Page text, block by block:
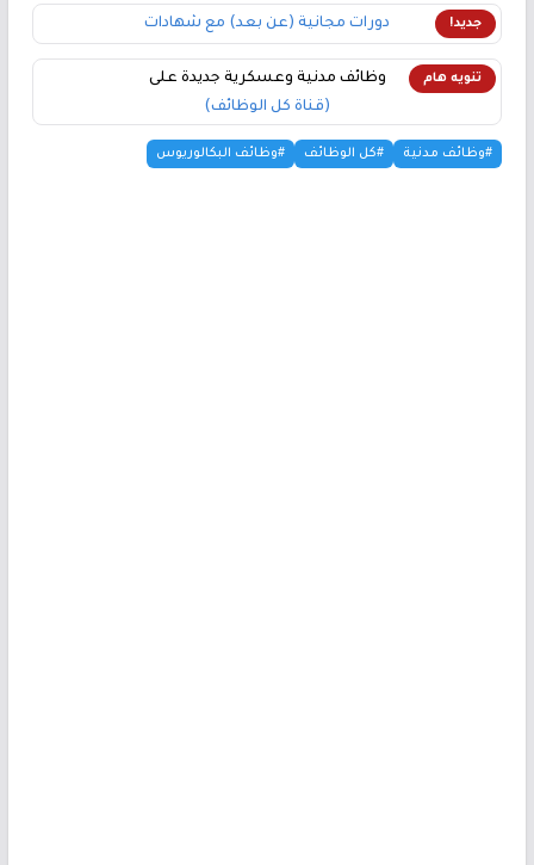
جديد! دورات مجانية (عن بعد) مع شهادات
تنويه هام
وظائف مدنية وعسكرية جديدة على
(قناة كل الوظائف)
#وظائف مدنية #كل الوظائف #وظائف البكالوريوس